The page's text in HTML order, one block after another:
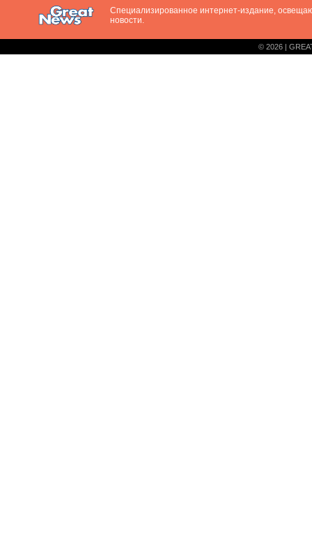
Специализированное интернет-издание,
новости.
© 2026 |